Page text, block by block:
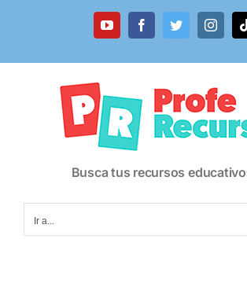
YouTubeFacebookTwitter
Busca tus recursos
Ir a...